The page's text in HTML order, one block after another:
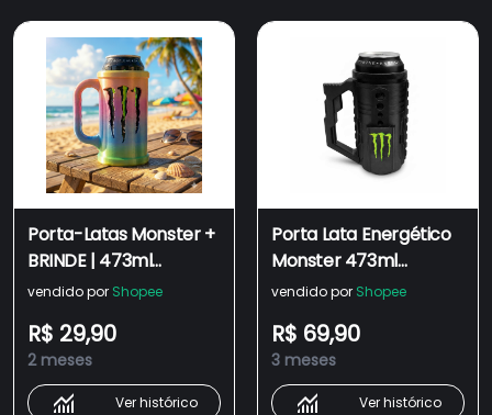
Porta-Latas Monster +
BRINDE | 473ml
Carnaval Bloquinho
Criativo | Cor Rainbow
vendido por Shopee
R$ 29,90
2 meses
Ver histórico
Porta Lata Energético
Monster 473ml
Caneca Tática
vendido por Shopee
R$ 69,90
3 meses
Ver histórico